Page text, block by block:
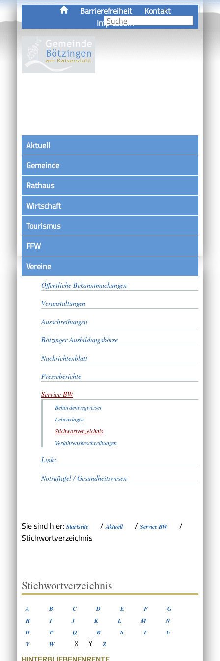
Barrierefreiheit
Kontakt
Impressum
Aktuell
Gemeinde
Rathaus
Wirtschaft
Tourismus
FFW
VereineSatzungen
Öffentliche Bekanntmachungen
Veranstaltungen
Ausschreibungen
Bötzinger Ausbildungsbörse
Nachrichtenblatt
Presseberichte
Service BW
Behördenwegweiser
Lebenslagen
Stichwortverzeichnis
Verfahrensbeschreibungen
Links
Notruftafel / Gesundheitswesen
Sie sind hier: Startseite /Aktuell / Service BW
/
Stichwortverzeichnis
Stichwortverzeichnis
A B C D E F
G
H
I J K L M
N
O
P Q R S T
U
V
W X Y Z
HINTERBLIEBENENRENTE